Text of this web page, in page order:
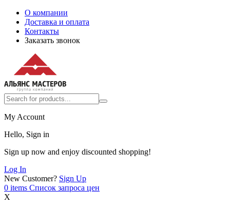
О компании
Доставка и оплата
Контакты
Заказать звонок
My Account
Hello, Sign in
Sign up now and enjoy discounted shopping!
Log In
New Customer? Sign Up
0 items Список запроса цен
X